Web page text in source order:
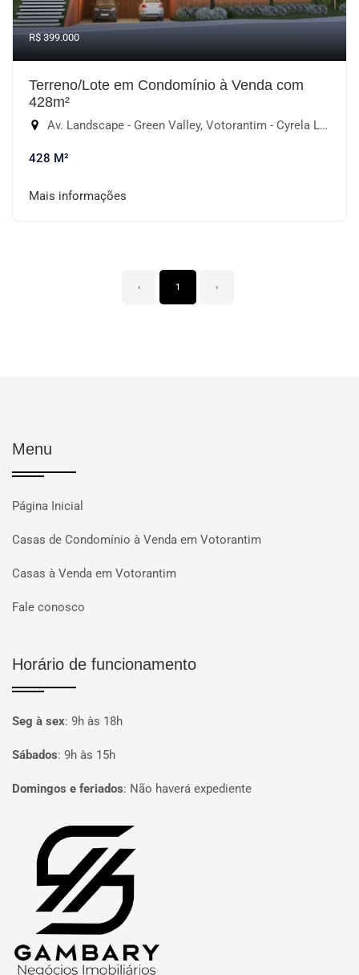
R$ 399.000
Terreno/Lote em Condomínio à Venda com
428m²
Av. Landscape - Green Valley, Votorantim - Cyrela Landscape Esplanada, Votorantim-SP
428 M²
Mais informações
‹ 1 ›
Menu
Página Inicial
Casas de Condomínio à Venda em Votorantim
Casas à Venda em Votorantim
Fale conosco
Horário de funcionamento
Seg à sex: 9h às 18h
Sábados: 9h às 15h
Domingos e feriados: Não haverá expediente
Página inicial